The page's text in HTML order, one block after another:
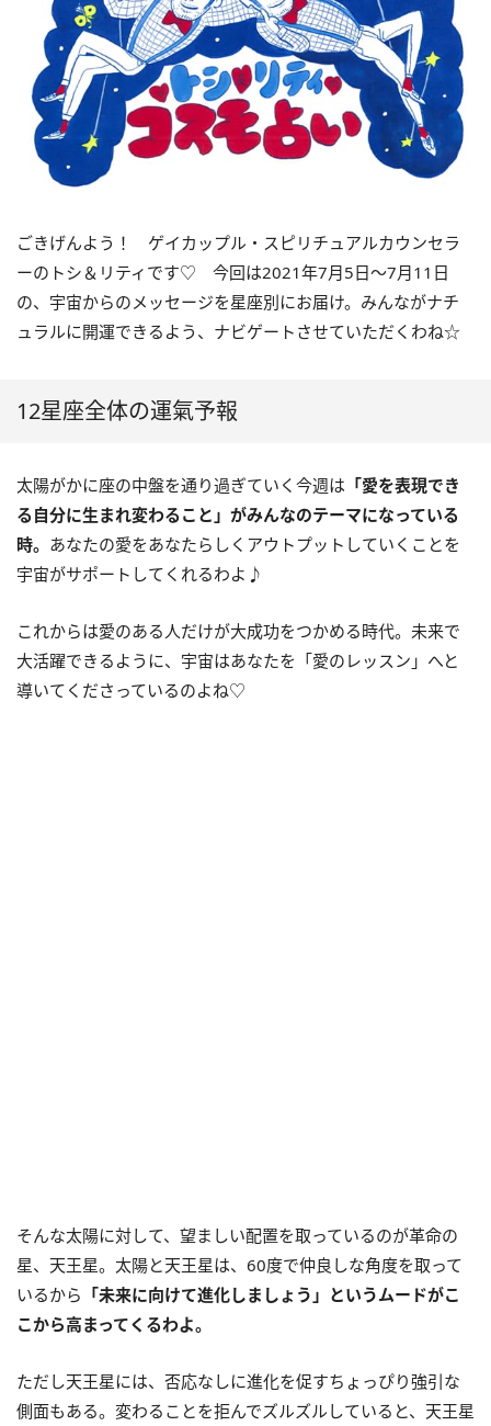
ごきげんよう！ ゲイカップル・スピリチュアルカウンセラ
ーのトシ＆リティです♡ 今回は2021年7月5日〜7月11 日
の、宇宙からのメッセージを星座別にお届け。みんながナチ
ュラルに開運できるよう、ナビゲートさせていただくわね☆
12星座全体の運氣予報
太陽がかに座の中盤を通り過ぎていく今週は 「愛を表現でき
る自分に生まれ変わること」がみんなのテーマになっている
時。 あなたの愛をあなたらしくアウトプットしていくことを
宇宙がサポートしてくれるわよ♪
これからは愛のある人だけが大成功をつかめる時代。未来で
大活躍できるように、宇宙はあなたを「愛のレッスン」へと
導いてくださっているのよね♡
そんな太陽に対して、望ましい配置を取っているのが革命の
星、天王星。太陽と天王星は、60度で仲良しな角度を取って
いるから 「未来に向けて進化しましょう」というムードがこ
こから高まってくるわよ。
ただし天王星には、否応なしに進化を促すちょっぴり強引な
側面もある。変わることを拒んでズルズルしていると、天王星